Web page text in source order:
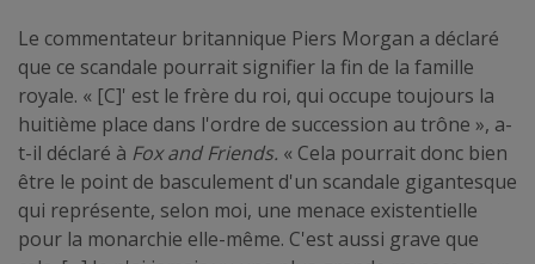
Le commentateur britannique Piers Morgan a déclaré
que ce scandale pourrait signifier la fin de la famille
royale. « [C]' est le frère du roi, qui occupe toujours la
huitième place dans l'ordre de succession au trône », a-
t-il déclaré à Fox and Friends. « Cela pourrait donc bien
être le point de basculement d'un scandale gigantesque
qui représente, selon moi, une menace existentielle
pour la monarchie elle-même. C'est aussi grave que